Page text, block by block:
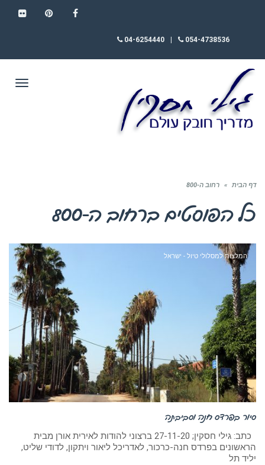
054-4738536
04-6254440
דף הבית » רחוב ה-800
כל הפוסטים ברחוב ה-800
המלצות למסלולי טיול - ישראל
סיור בפרדס חנה וסביבתה
כתב: גילי חסקין; 27-11-20 ברצוני להודות לאירית אורן מבית
הראשונים בפרדס חנה-כרכור, לאדריכל ליאור ויתקון, לדודי שליט,
יליד תל